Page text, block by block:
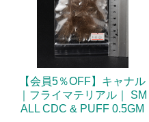
【会員5％OFF】キャナル
｜フライマテリアル｜ SM
ALL CDC & PUFF 0.5GM